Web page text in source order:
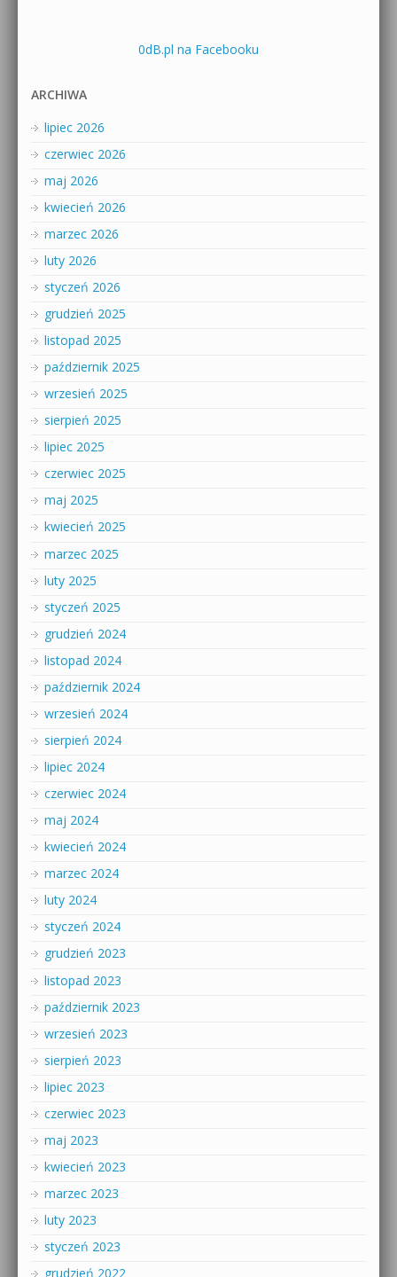
0dB.pl na Facebooku
ARCHIWA
lipiec 2026
czerwiec 2026
maj 2026
kwiecień 2026
marzec 2026
luty 2026
styczeń 2026
grudzień 2025
listopad 2025
październik 2025
wrzesień 2025
sierpień 2025
lipiec 2025
czerwiec 2025
maj 2025
kwiecień 2025
marzec 2025
luty 2025
styczeń 2025
grudzień 2024
listopad 2024
październik 2024
wrzesień 2024
sierpień 2024
lipiec 2024
czerwiec 2024
maj 2024
kwiecień 2024
marzec 2024
luty 2024
styczeń 2024
grudzień 2023
listopad 2023
październik 2023
wrzesień 2023
sierpień 2023
lipiec 2023
czerwiec 2023
maj 2023
kwiecień 2023
marzec 2023
luty 2023
styczeń 2023
grudzień 2022